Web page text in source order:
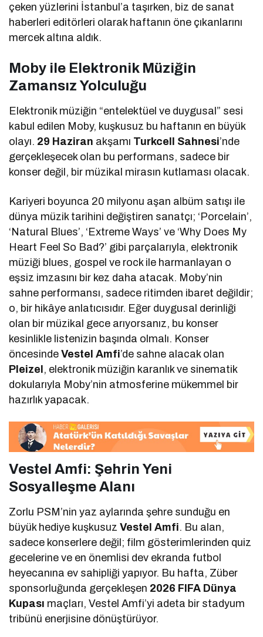
çeken yüzlerini İstanbul’a taşırken, biz de sanat
haberleri editörleri olarak haftanın öne çıkanlarını
mercek altına aldık.
Moby ile Elektronik Müziğin
Zamansız Yolculuğu
Elektronik müziğin “entelektüel ve duygusal” sesi
kabul edilen Moby, kuşkusuz bu haftanın en büyük
olayı. 29 Haziran akşamı Turkcell Sahnesi’nde
gerçekleşecek olan bu performans, sadece bir
konser değil, bir müzikal mirasın kutlaması olacak.
Kariyeri boyunca 20 milyonu aşan albüm satışı ile
dünya müzik tarihini değiştiren sanatçı; ‘Porcelain’,
‘Natural Blues’, ‘Extreme Ways’ ve ‘Why Does My
Heart Feel So Bad?’ gibi parçalarıyla, elektronik
müziği blues, gospel ve rock ile harmanlayan o
eşsiz imzasını bir kez daha atacak. Moby’nin
sahne performansı, sadece ritimden ibaret değildir;
o, bir hikâye anlatıcısıdır. Eğer duygusal derinliği
olan bir müzikal gece arıyorsanız, bu konser
kesinlikle listenizin başında olmalı. Konser
öncesindeVestel Amfi’de sahne alacak olan
Pleizel, elektronik müziğin karanlık ve sinematik
dokularıyla Moby’nin atmosferine mükemmel bir
hazırlık yapacak.
Vestel Amfi: Şehrin Yeni
Sosyalleşme Alanı
Zorlu PSM’nin yaz aylarında şehre sunduğu en
büyük hediye kuşkusuzVestel Amfi. Bu alan,
sadece konserlere değil; film gösterimlerinden quiz
gecelerine ve en önemlisi dev ekranda futbol
heyecanına ev sahipliği yapıyor. Bu hafta, Züber
sponsorluğunda gerçekleşen 2026 FIFA Dünya
Kupası maçları, Vestel Amfi’yi adeta bir stadyum
tribünü enerjisine dönüştürüyor.